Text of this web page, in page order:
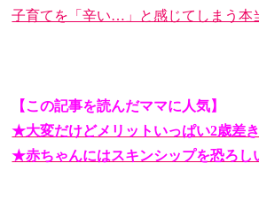
子育てを「辛い…」と感じてしまう本
【この記事を読んだママに人気】
★大変だけどメリットいっぱい2歳差
★赤ちゃんにはスキンシップを恐ろし